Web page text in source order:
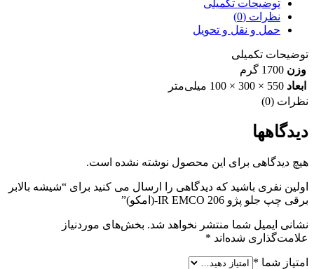
EMCO-
(امکو)
توضیحات تکمیلی
نظرات (0)
حمل و نقل و تحویل
توضیحات تکمیلی
وزن 1700 گرم
ابعاد 550 × 300 × 100 میلی‌متر
نظرات (0)
دیدگاهها
هیچ دیدگاهی برای این محصول نوشته نشده است.
اولین نفری باشید که دیدگاهی را ارسال می کنید برای “شیشه بالابر
برقی چپ جلو پژو 206 IR EMCO-(امکو)”
نشانی ایمیل شما منتشر نخواهد شد. بخش‌های موردنیاز
علامت‌گذاری شده‌اند *
امتیاز شما *